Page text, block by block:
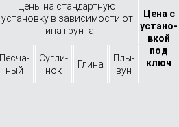
Цены на стандартную
установку в зависимости от
типа грунта
Цена с
устано­
вкой
под
ключ
Песча­
ный
Сугли­
нок
Глина
Плы­
вун